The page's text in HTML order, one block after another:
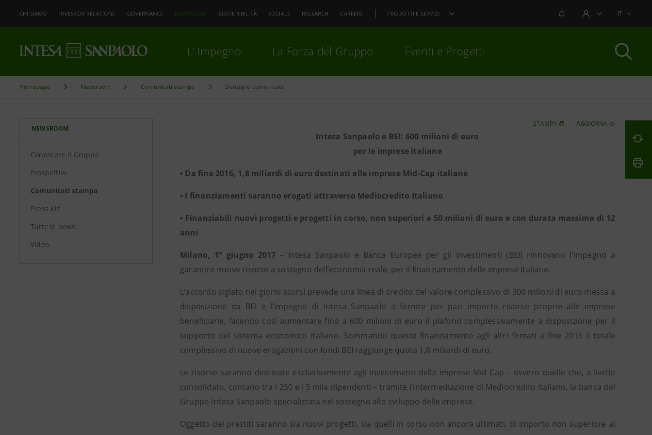
CHI SIAMO INVESTOR RELATIONS GOVERNANCE NEWSROOM SOSTENIBILITÀ SOCIALE RESEARCH CAREERS PRODOTTI E SERVIZI NOTIFICHEAREA UTENTEIT
L’ Impegno La Forza del Gruppo Eventi e Progetti
Homepage Newsroom Comunicati stampa Dettaglio comunicato
NEWSROOM
Conoscere il Gruppo
Prospettive
Comunicati stampa
Press Kit
Tutte le news
Video
STAMPA AGGIORNA
Intesa Sanpaolo e BEI: 600 milioni di euro
per le imprese italiane
• Da fine 2016, 1,8 miliardi di euro destinati alle imprese Mid-Cap italiane
• I finanziamenti saranno erogati attraverso Mediocredito Italiano
• Finanziabili nuovi progetti e progetti in corso, non superiori a 50 milioni di euro e con durata massima di 12
anni
Milano, 1° giugno 2017 – Intesa Sanpaolo e Banca Europea per gli Investimenti (BEI) rinnovano l’impegno a
garantire nuove risorse a sostegno dell’economia reale, per il finanziamento delle imprese italiane.
L’accordo siglato nei giorni scorsi prevede una linea di credito del valore complessivo di 300 milioni di euro messa a
disposizione da BEI e l’impegno di Intesa Sanpaolo a fornire per pari importo risorse proprie alle imprese
beneficiarie, facendo così aumentare fino a 600 milioni di euro il plafond complessivamente a disposizione per il
supporto del sistema economico italiano. Sommando questo finanziamento agli altri firmati a fine 2016 il totale
complessivo di nuove erogazioni con fondi BEI raggiunge quota 1,8 miliardi di euro.
Le risorse saranno destinate esclusivamente agli investimenti delle imprese Mid Cap – ovvero quelle che, a livello
consolidato, contano tra i 250 e i 3 mila dipendenti – tramite l’intermediazione di Mediocredito Italiano, la banca del
Gruppo Intesa Sanpaolo specializzata nel sostegno allo sviluppo delle imprese.
Oggetto dei prestiti saranno sia nuovi progetti, sia quelli in corso non ancora ultimati, di importo non superiore ai